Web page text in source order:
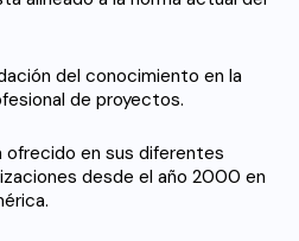
del conocimiento en la
de proyectos.
ofrecido en sus diferentes
desde el año 2000 en